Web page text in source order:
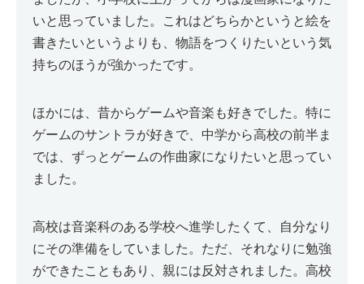
いと思っていました。これはどちらかというと絵を
書きたいというよりも、物語をつくりたいという気
持ちのほうが強かったです。
ほかには、昔からゲームや音楽も好きでした。特に
ゲームのサントラが好きで、中学から高校の前半ま
では、ずっとゲームの作曲家になりたいと思ってい
ました。
高校は音楽科のある学校へ進学したくて、自分なり
にその準備をしていました。ただ、それなりに勉強
ができたこともあり、親には反対されました。高校